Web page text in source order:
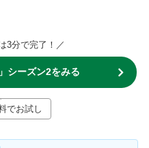
3分で完了！／
シーズン2をみる
でお試し